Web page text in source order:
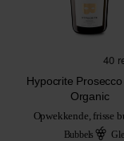
Hypocrite
Organic
Opwekkende, frisse
Bubbels